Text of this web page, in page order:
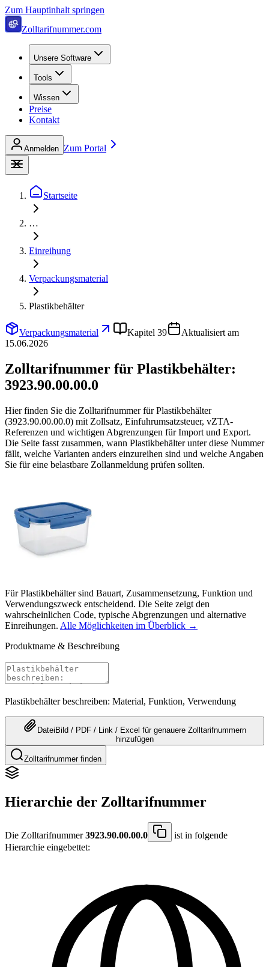
Zum Hauptinhalt springen
Zolltarifnummer.com
Unsere Software
Tools
Wissen
Preise
Kontakt
Anmelden Zum Portal
Startseite
…
Einreihung
Verpackungsmaterial
Plastikbehälter
Verpackungsmaterial Kapitel 39
Aktualisiert am
15.06.2026
Zolltarifnummer für Plastikbehälter:
3923.90.00.00.0
Hier finden Sie die Zolltarifnummer für Plastikbehälter
(3923.90.00.00.0) mit Zollsatz, Einfuhrumsatzsteuer, vZTA-
Referenzen und wichtigen Abgrenzungen für Import und Export.
Die Seite fasst zusammen, wann Plastikbehälter unter diese Nummer
fällt, welche Varianten anders einzureihen sind und welche Angaben
Sie für eine belastbare Zollanmeldung prüfen sollten.
Für Plastikbehälter sind Bauart, Zusammensetzung, Funktion und
Verwendungszweck entscheidend. Die Seite zeigt den
wahrscheinlichen Code, typische Abgrenzungen und alternative
Einreihungen. Alle Möglichkeiten im Überblick →
Produktname & Beschreibung
Plastikbehälter beschreiben: Material, Funktion, Verwendung
Datei Bild / PDF / Link / Excel für genauere Zolltarifnummern
hinzufügen
Zolltarifnummer finden
Hierarchie der Zolltarifnummer
Die Zolltarifnummer3923.90.00.00.0
ist in folgende
Hierarchie eingebettet: